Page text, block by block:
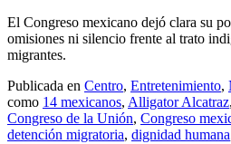
El Congreso mexicano dejó clara su
omisiones ni silencio frente al trato
migrantes.
Publicada en Centro, Entretenimiento,
como 14 mexicanos, Alligator Alcatraz,
Congreso de la Unión, Congreso
detención migratoria, dignidad humana